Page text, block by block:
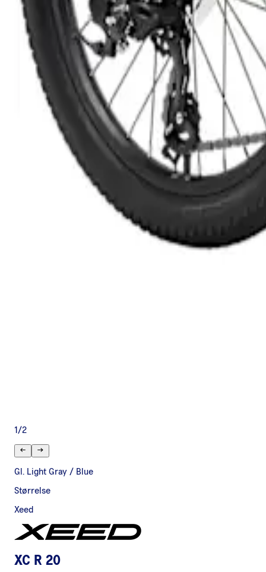
1 /2
Gl. Light Gray / Blue
Størrelse
Xeed
XC R 20